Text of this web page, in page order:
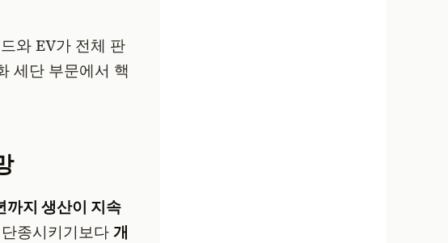
와 EV가 전체 판
세단 부문에서 핵
까지 생산이 지속
종시키기보다개